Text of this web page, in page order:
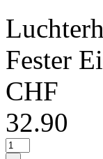
Fester
CHF
32.90